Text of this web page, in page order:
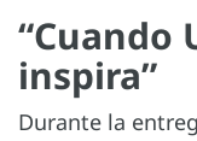
“Cuando
inspira”
Durante la